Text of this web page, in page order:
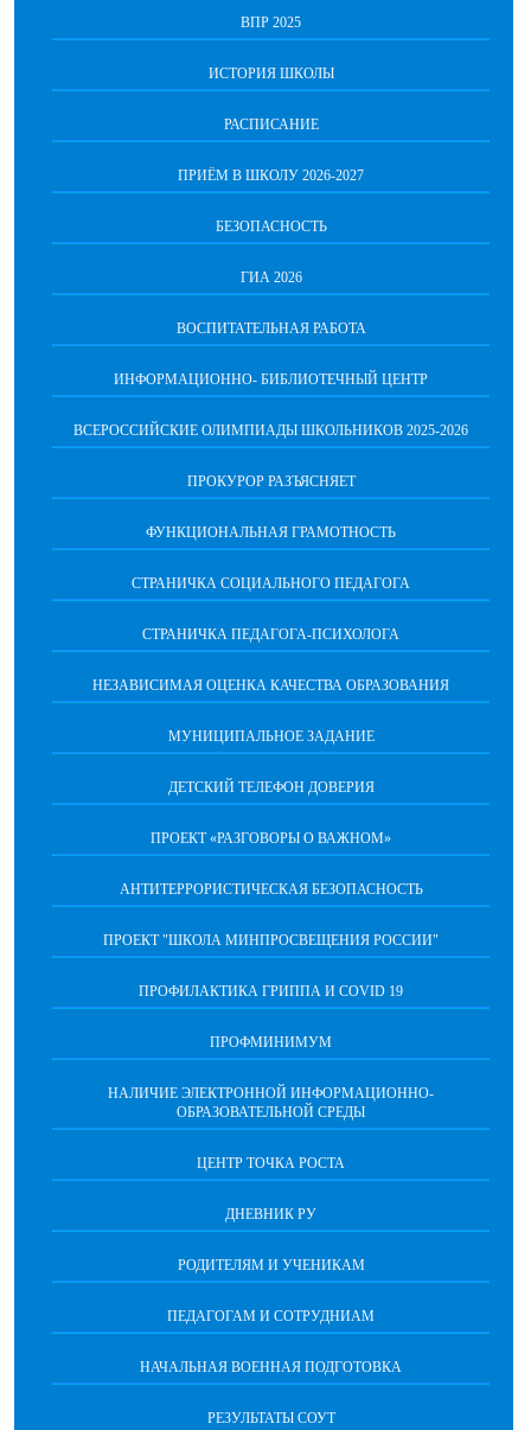
ВПР 2025
ИСТОРИЯ ШКОЛЫ
РАСПИСАНИЕ
ПРИЁМ В ШКОЛУ 2026-2027
БЕЗОПАСНОСТЬ
ГИА 2026
ВОСПИТАТЕЛЬНАЯ РАБОТА
ИНФОРМАЦИОННО- БИБЛИОТЕЧНЫЙ ЦЕНТР
ВСЕРОССИЙСКИЕ ОЛИМПИАДЫ ШКОЛЬНИКОВ 2025-2026
ПРОКУРОР РАЗЪЯСНЯЕТ
ФУНКЦИОНАЛЬНАЯ ГРАМОТНОСТЬ
СТРАНИЧКА СОЦИАЛЬНОГО ПЕДАГОГА
СТРАНИЧКА ПЕДАГОГА-ПСИХОЛОГА
НЕЗАВИСИМАЯ ОЦЕНКА КАЧЕСТВА ОБРАЗОВАНИЯ
МУНИЦИПАЛЬНОЕ ЗАДАНИЕ
ДЕТСКИЙ ТЕЛЕФОН ДОВЕРИЯ
ПРОЕКТ «РАЗГОВОРЫ О ВАЖНОМ»
АНТИТЕРРОРИСТИЧЕСКАЯ БЕЗОПАСНОСТЬ
ПРОЕКТ "ШКОЛА МИНПРОСВЕЩЕНИЯ РОССИИ"
ПРОФИЛАКТИКА ГРИППА И COVID 19
ПРОФМИНИМУМ
НАЛИЧИЕ ЭЛЕКТРОННОЙ ИНФОРМАЦИОННО-
ОБРАЗОВАТЕЛЬНОЙ СРЕДЫ
ЦЕНТР ТОЧКА РОСТА
ДНЕВНИК РУ
РОДИТЕЛЯМ И УЧЕНИКАМ
ПЕДАГОГАМ И СОТРУДНИАМ
НАЧАЛЬНАЯ ВОЕННАЯ ПОДГОТОВКА
РЕЗУЛЬТАТЫ СОУТ